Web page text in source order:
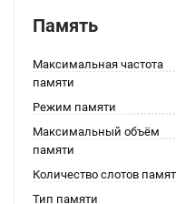
Память
Максимальная частота
памяти
Режим памяти
Максимальный объём
памяти
Количество слотов
Тип памяти